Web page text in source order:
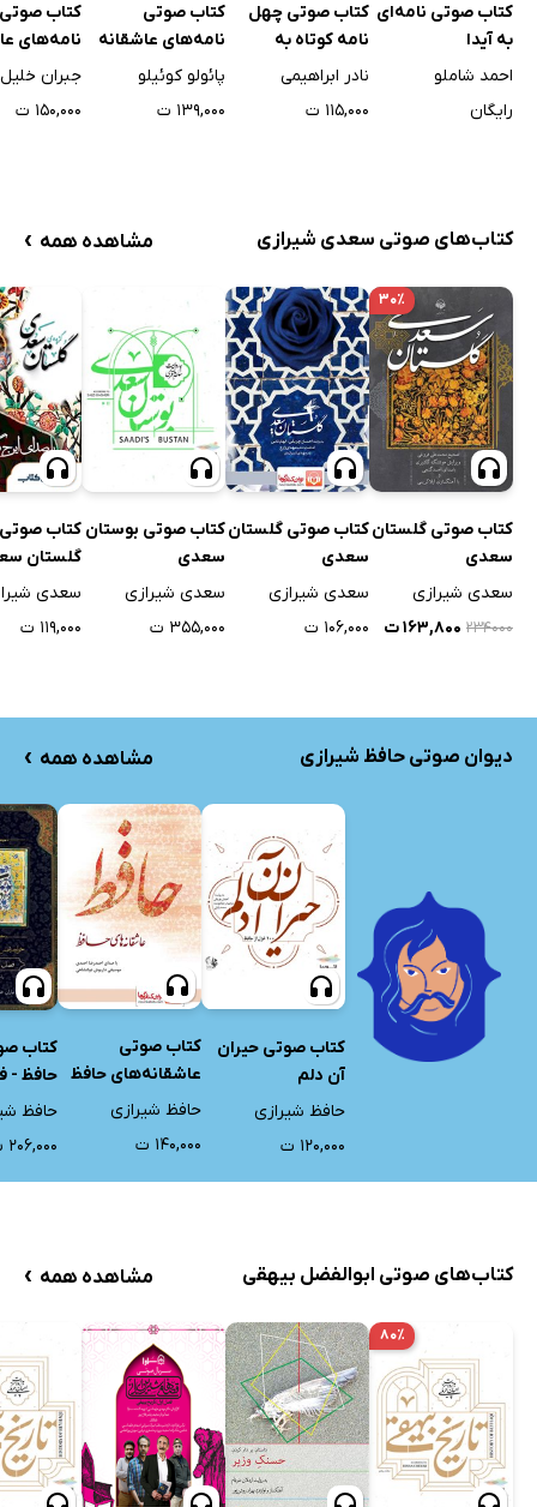
کتاب صوتی نامه‌ای
به آیدا
احمد شاملو
رایگان
کتاب صوتی چهل
نامه کوتاه به
همسرم
نادر ابراهیمی
۱۱۵,۰۰۰ ت
کتاب صوتی
نامه‌های عاشقانه
یک پیامبر
پائولو کوئیلو
۱۳۹,۰۰۰ ت
کتاب صوتی
نامه‌های
جبران
۱۵۰,۰۰۰ ت
کتاب‌های صوتی سعدی شیرازی مشاهده همه ›
۳۰٪
کتاب صوتی گلستان
سعدی
سعدی شیرازی
۲۳۴۰۰۰ ۱۶۳,۸۰۰ ت
کتاب صوتی گلستان
سعدی
سعدی شیرازی
۱۰۶,۰۰۰ ت
کتاب صوتی بوستان
سعدی
سعدی شیرازی
۳۵۵,۰۰۰ ت
کتاب
گلستان
سعدی
۱۱۹,۰۰۰ ت
دیوان صوتی‌ حافظ شیرازی مشاهده همه ›
کتاب صوتی حیران
آن دلم
حافظ شیرازی
۱۲۰,۰۰۰ ت
کتاب صوتی
عاشقانه‌های حافظ
حافظ شیرازی
۱۴۰,۰۰۰ ت
کتاب
حافظ -
غزل 1 تا 99
حافظ
۲۰۶,۰۰۰ ت
کتاب‌های صوتی ابوالفضل بیهقی مشاهده همه ›
۸۰٪